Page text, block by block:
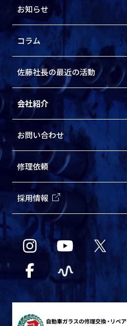
お知らせ
コラム
佐藤社長の最近の活動
会社紹介
お問い合わせ
修理依頼
採用情報